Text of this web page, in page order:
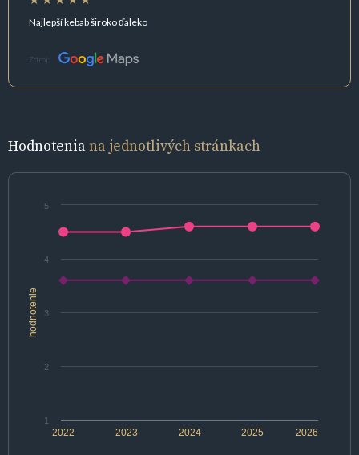
Najlepší kebab široko ďaleko
Zdroj:
Hodnoteniana jednotlivých stránkach
hodnotenie
2022 2024 2026
2023 2025
1
2
3
4
5